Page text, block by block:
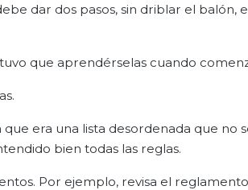
dar dos pasos, sin driblar el balón,
que aprendérselas cuando
era una lista desordenada que no
bien todas las reglas.
Por ejemplo, revisa el